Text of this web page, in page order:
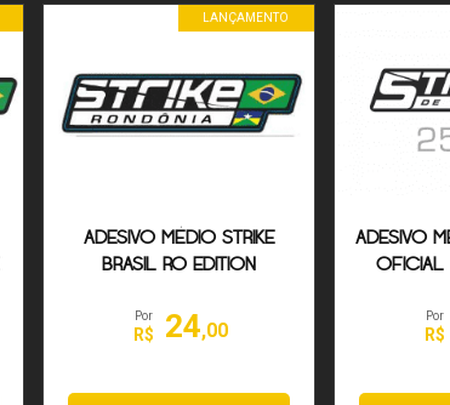
LANÇAMENTO
ADESIVO MÉDIO STRIKE
BRASIL RO EDITION
Por
R$ 24,00
ADESIVO
OFICIAL
Por
R$